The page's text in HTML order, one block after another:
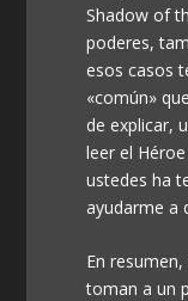
Shadow of
poderes,
esos casos
«común»
de explicar,
leer el
ustedes ha
ayudarme a
En
toman a un